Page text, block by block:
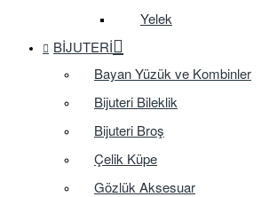
Yelek
BIJUTERI
Bayan Yüzük ve Kombinler
Bijuteri Bileklik
Bijuteri Broş
Çelik Küpe
Gözlük Aksesuar